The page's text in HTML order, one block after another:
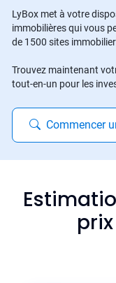
LyBox met à votre
immobilières qui vous
de 1500 sites
Trouvez maintenant
tout-en-un pour les
Commencer